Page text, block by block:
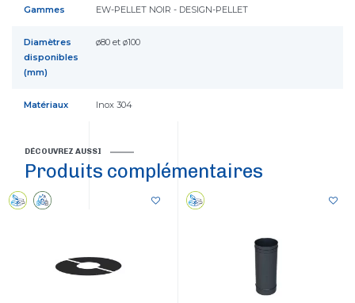
Gammes EW-PELLET NOIR - DESIGN-PELLET
Diamètres
disponibles
(mm)
ø80 et ø100
Matériaux Inox 304
DÉCOUVREZ AUSSI
Produits complémentaires